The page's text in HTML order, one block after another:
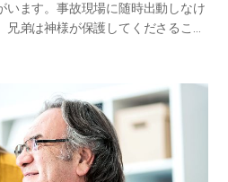
います。事故現場に随時出動しなけ
弟は神様が保護してくださること
、同僚たちに絶えず救いの知らせ